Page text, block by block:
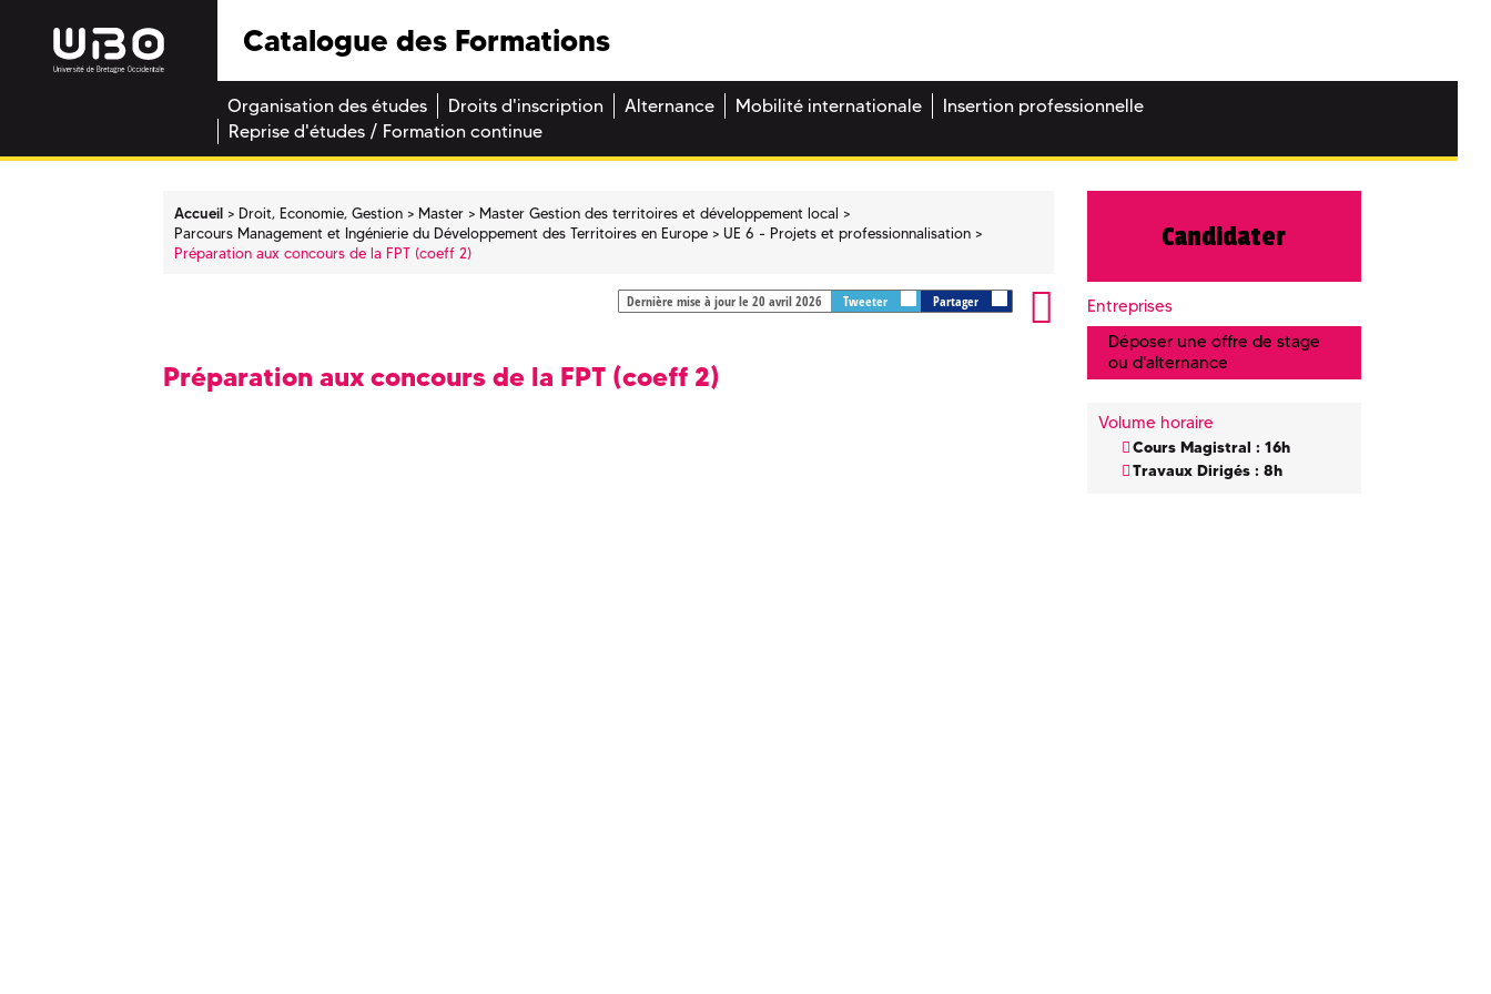
Catalogue des Formations
Organisation des études Droits d'inscription Alternance Mobilité internationale
Insertion professionnelle
Reprise d'études / Formation continue
Accueil Droit, Economie, Gestion Master
Master Gestion des territoires et développement local
Parcours Management et Ingénierie du Développement des Territoires en Europe
UE 6 - Projets et professionnalisation
Préparation aux concours de la FPT (coeff 2)
Dernière mise à jour le 20 avril 2026 Tweeter Partager
Préparation aux concours de la FPT (coeff 2)
Candidater
Entreprises
Déposer une offre de stage
ou d'alternance
Volume horaire
Cours Magistral : 16h
Travaux Dirigés : 8h